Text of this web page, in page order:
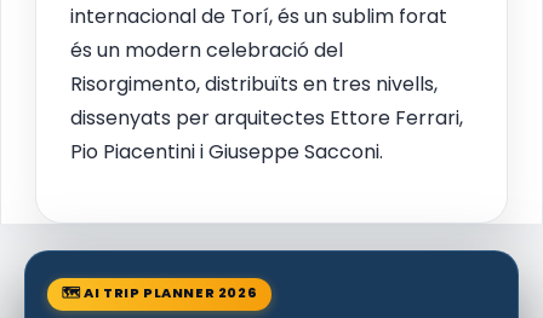
internacional de Torí, és un sublim forat
és un modern celebració del
Risorgimento, distribuïts en tres nivells,
dissenyats per arquitectes Ettore Ferrari,
Pio Piacentini i Giuseppe Sacconi.
🗺 AI TRIP PLANNER 2026